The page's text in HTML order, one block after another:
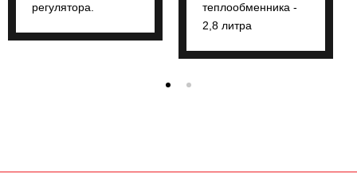
регулятора.
теплообменника -
2,8 литра